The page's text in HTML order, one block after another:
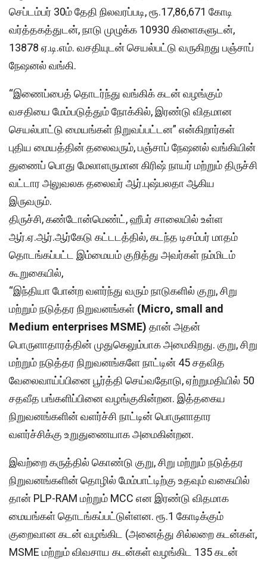
செப்டம்பர் 30ம் தேதி நிலவரப்படி, ரூ.17,86,671 கோடி
வர்த்தகத்துடன், நாடு முழுக்க 10930 கிளைகளுடன்,
13878 ஏ.டி.எம். வசதியுடன் செயல்பட்டு வருகிறது பஞ்சாப்
நேஷனல் வங்கி.
“இணைப்பைத் தொடர்ந்து வங்கிக் கடன் வழங்கும்
வசதியை மேம்படுத்தும் நோக்கில், இரண்டு விதமான
செயல்பாட்டு மையங்கள் நிறுவப்பட்டன” என்கிறார்கள்
புதிய மையத்தின் தலைவரும், பஞ்சாப் நேஷனல் வங்கியின்
துணைப் பொது மேலாளருமான கிரிஷ் நாயர் மற்றும் திருச்சி
வட்டார அலுவலக தலைவர் ஆர்.புஷ்பலதா ஆகிய
இருவரும்.
திருச்சி, கண்டோன்மெண்ட், ஹீபர் சாலையில் உள்ள
ஆர்.ஏ.ஆர்.ஆர்கேடு கட்டடத்தில், கடந்த டிசம்பர் மாதம்
தொடங்கப்பட்ட இம்மையம் குறித்து அவர்கள் நம்மிடம்
கூறுகையில்,
“இந்தியா போன்ற வளர்ந்து வரும் நாடுகளில் குறு, சிறு
மற்றும் நடுத்தர நிறுவனங்கள் (Micro, small and
Medium enterprises MSME) தான் அதன்
பொருளாதாரத்தின் முதுகெலும்பாக அமைகிறது. குறு, சிறு
மற்றும் நடுத்தர நிறுவனங்களே நாட்டின் 45 சதவித
வேலைவாய்ப்பினை பூர்த்தி செய்வதோடு, ஏற்றுமதியில் 50
சதவீத பங்களிப்பினை வழங்குகின்றன. இத்தகைய
நிறுவனங்களின் வளர்ச்சி நாட்டின் பொருளாதார
வளர்ச்சிக்கு உறுதுணையாக அமைகின்றன.
இவற்றை கருத்தில் கொண்டு குறு, சிறு மற்றும் நடுத்தர
நிறுவனங்களின் தொழில் மேம்பாட்டிற்கு உதவும் வகையில்
தான் PLP-RAM மற்றும் MCC என இரண்டு விதமாக
மையங்கள் தொடங்கப்பட்டுள்ளன. ரூ.1 கோடிக்கும்
குறைவான கடன் வழங்கிட (அனைத்து சில்லறை கடன்கள்,
MSME மற்றும் விவசாய கடன்கள் வழங்கிட 135 கடன்